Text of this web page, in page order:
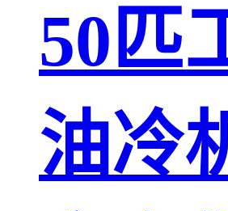
50匹
油冷